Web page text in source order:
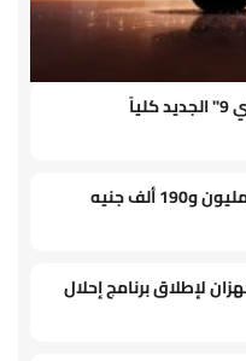
ألف جنيه
لإطلاق برنامج إحلال